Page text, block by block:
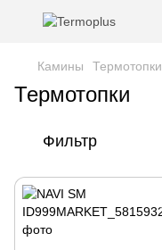
Камины Термотопки
Термотопки
Фильтр